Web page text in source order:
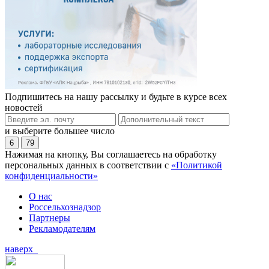
Подпишитесь на нашу рассылку и будьте в курсе всех
новостей
и выберите большее число
6 79
Нажимая на кнопку, Вы соглашаетесь на обработку
персональных данных в соответствии с «Политикой
конфиденциальности»
О нас
Россельхознадзор
Партнеры
Рекламодателям
наверх